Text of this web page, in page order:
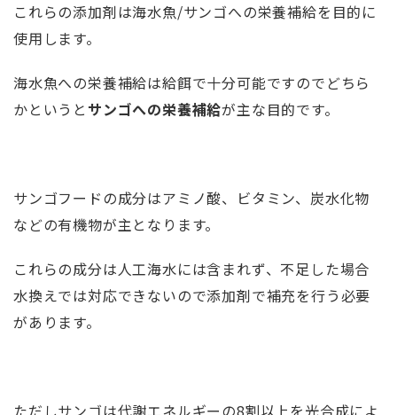
これらの添加剤は海水魚/サンゴへの栄養補給を目的に
使用します。
海水魚への栄養補給は給餌で十分可能ですのでどちら
かというと サンゴへの栄養補給が主な目的です。
サンゴフードの成分はアミノ酸、ビタミン、炭水化物
などの有機物が主となります。
これらの成分は人工海水には含まれず、不足した場合
水換えでは対応できないので添加剤で補充を行う必要
があります。
ただしサンゴは代謝エネルギーの8割以上を光合成によ